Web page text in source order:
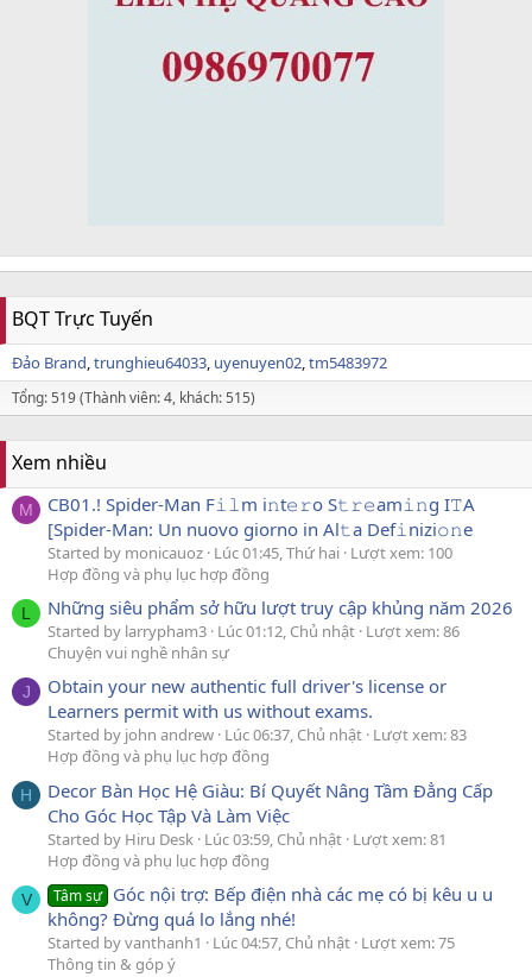
BQT Trực Tuyến
Đảo Brand trunghieu64033 uyenuyen02 tm5483972
Tổng: 519 (Thành viên: 4, khách: 515)
Xem nhiều
M
CB01.! Spider-Man F𝚒𝚕m i𝚗t𝚎𝚛o S𝚝𝚛𝚎am𝚒𝚗g I𝚃A
[Spider-Man: Un nuovo giorno in Al𝚝a Def𝚒nizi𝚘𝚗e
Started by monicauoz Lúc 01:45, Thứ hai Lượt xem: 100
Hợp đồng và phụ lục hợp đồng
L Những siêu phẩm sở hữu lượt truy cập khủng năm 2026
Started by larrypham3 Lúc 01:12, Chủ nhật Lượt xem: 86
Chuyện vui nghề nhân sự
J
Obtain your new authentic full driver's license or
Learners permit with us without exams.
Started by john andrew Lúc 06:37, Chủ nhật Lượt xem: 83
Hợp đồng và phụ lục hợp đồng
H
Decor Bàn Học Hệ Giàu: Bí Quyết Nâng Tầm Đẳng Cấp
Cho Góc Học Tập Và Làm Việc
Started by Hiru Desk Lúc 03:59, Chủ nhật Lượt xem: 81
Hợp đồng và phụ lục hợp đồng
V Tâm sự Góc nội trợ: Bếp điện nhà các mẹ có bị kêu u u
không? Đừng quá lo lắng nhé!
Started by vanthanh1 Lúc 04:57, Chủ nhật Lượt xem: 75
Thông tin & góp ý